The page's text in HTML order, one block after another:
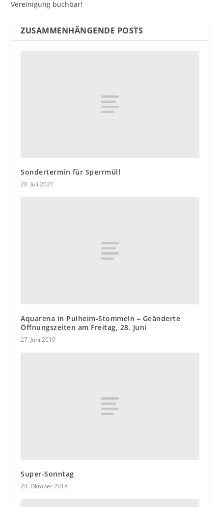
Vereinigung buchbar!
ZUSAMMENHÄNGENDE POSTS
Sondertermin für Sperrmüll
20. Juli 2021
Aquarena in Pulheim-Stommeln – Geänderte
Öffnungszeiten am Freitag, 28. Juni
27. Juni 2019
Super-Sonntag
24. Oktober 2018